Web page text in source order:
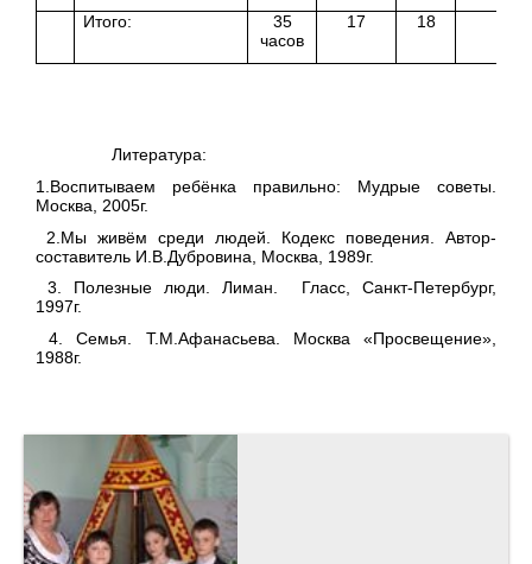
Итого:
35
часов
17 18
Литература:
1.Воспитываем ребёнка правильно: Мудрые советы.
Москва, 2005г.
2.Мы живём среди людей. Кодекс поведения. Автор-
составитель И.В.Дубровина, Москва, 1989г.
3. Полезные люди. Лиман. Гласс, Санкт-Петербург,
1997г.
4. Семья. Т.М.Афанасьева. Москва «Просвещение»,
1988г.